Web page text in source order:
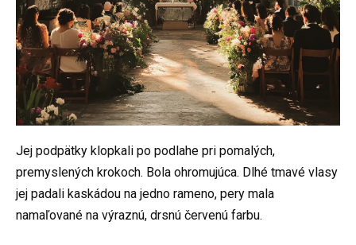
Jej podpätky klopkali po podlahe pri pomalých,
premyslených krokoch. Bola ohromujúca. Dlhé tmavé vlasy
jej padali kaskádou na jedno rameno, pery mala
namaľované na výraznú, drsnú červenú farbu.